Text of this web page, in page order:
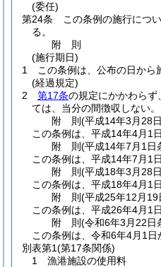
(委任)
第24条
この条例の施行につ
る。
附 則
(施行期日)
1
この条例は、公布の日から
(経過規定)
2
第17条の規定にかかわら
ては、当分の間徴収しない。
附 則(平成14年3月28
この条例は、平成14年4月1
附 則(平成14年7月1日
この条例は、平成14年7月1
附 則(平成18年3月28
この条例は、平成18年4月1
附 則(平成25年12月19
この条例は、平成26年4月1
附 則(令和6年3月22日
この条例は、令和6年4月1日
別表第1(第17条関係)
1 漁港施設の使用料